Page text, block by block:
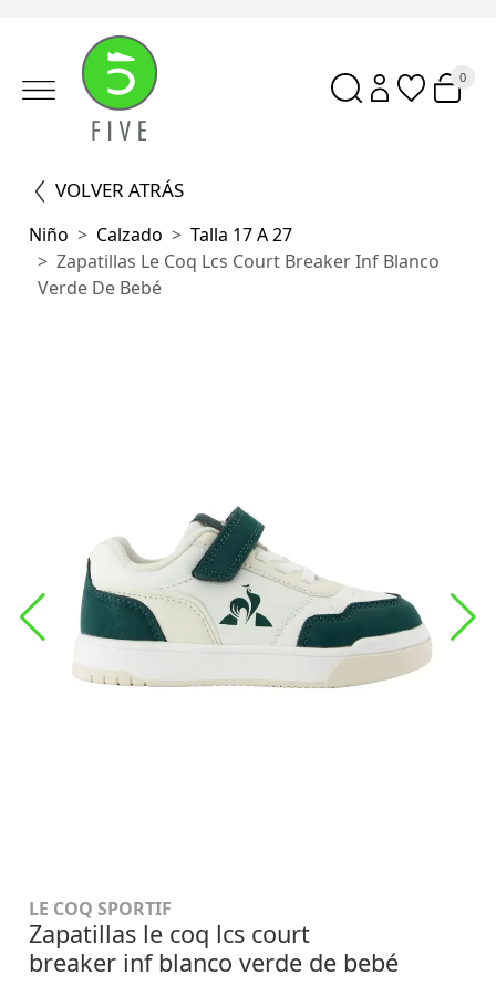
0
VOLVER ATRÁS
Niño Calzado
Talla 17 A 27
Zapatillas Le Coq Lcs Court Breaker Inf Blanco
Verde De Bebé
LE COQ SPORTIF
Zapatillas le coq lcs court
breaker inf blanco verde de bebé